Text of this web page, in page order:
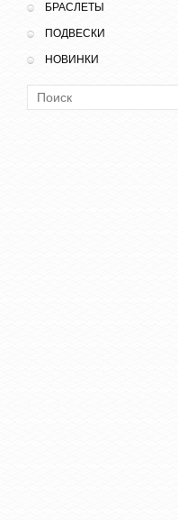
БРАСЛЕТЫ
ПОДВЕСКИ
НОВИНКИ
Поиск: